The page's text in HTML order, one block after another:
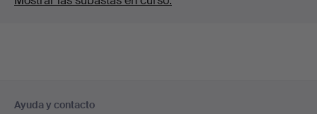
Ayuda y contacto